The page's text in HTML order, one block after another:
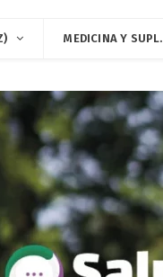
MEDICINA Y SUPL.